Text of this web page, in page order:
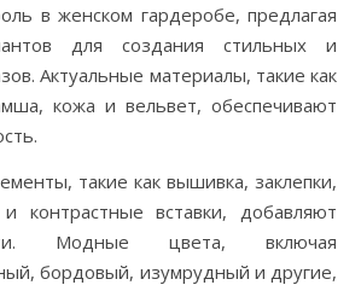
в женском гардеробе, предлагая
для создания стильных и
Актуальные материалы, такие как
кожа и вельвет, обеспечивают
такие как вышивка, заклепки,
контрастные вставки, добавляют
Модные цвета, включая
бордовый, изумрудный и другие,